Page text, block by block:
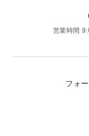
営業時間
フォ